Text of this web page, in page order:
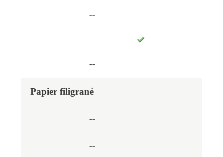
--
--
Papier filigrané
--
--